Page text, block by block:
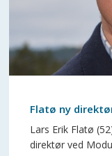
Flatø ny
Lars Erik Flatø
direktør ved